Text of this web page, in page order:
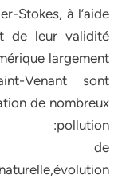
Stokes, à l’aide
de leur validité
largement
Venant sont
de nombreux
:pollution
de